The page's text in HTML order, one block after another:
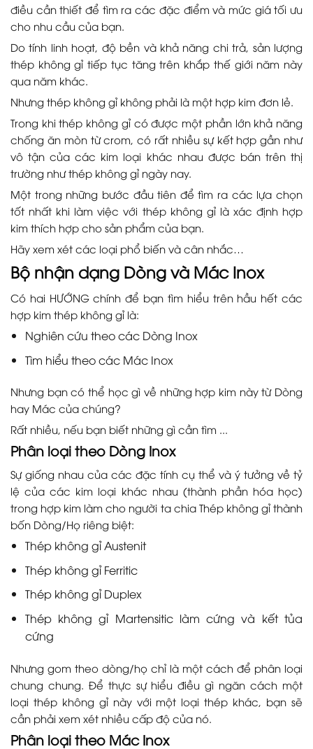
điều cần thiết để tìm ra các đặc điểm và mức giá tối ưu
cho nhu cầu của bạn.
Do tính linh hoạt, độ bền và khả năng chi trả, sản lượng
thép không gỉ tiếp tục tăng trên khắp thế giới năm này
qua năm khác.
Nhưng thép không gỉ không phải là một hợp kim đơn lẻ.
Trong khi thép không gỉ có được một phần lớn khả năng
chống ăn mòn từ crom, có rất nhiều sự kết hợp gần như
vô tận của các kim loại khác nhau được bán trên thị
trường như thép không gỉ ngày nay.
Một trong những bước đầu tiên để tìm ra các lựa chọn
tốt nhất khi làm việc với thép không gỉ là xác định hợp
kim thích hợp cho sản phẩm của bạn.
Hãy xem xét các loại phổ biến và cân nhắc…
Bộ nhận dạng Dòng và Mác Inox
Có hai HƯỚNG chính để bạn tìm hiểu trên hầu hết các
hợp kim thép không gỉ là:
Nghiên cứu theo các Dòng Inox
Tìm hiểu theo các Mác Inox
Nhưng bạn có thể học gì về những hợp kim này từ Dòng
hay Mác của chúng?
Rất nhiều, nếu bạn biết những gì cần tìm ...
Phân loại theo Dòng Inox
Sự giống nhau của các đặc tính cụ thể và ý tưởng về tỷ
lệ của các kim loại khác nhau (thành phần hóa học)
trong hợp kim làm cho người ta chia Thép không gỉ thành
bốn Dòng/Họ riêng biệt:
Thép không gỉ Austenit
Thép không gỉ Ferritic
Thép không gỉ Duplex
Thép không gỉ Martensitic làm cứng và kết tủa
cứng
Nhưng gom theo dòng/họ chỉ là một cách để phân loại
chung chung. Để thực sự hiểu điều gì ngăn cách một
loại thép không gỉ này với một loại thép khác, bạn sẽ
cần phải xem xét nhiều cấp độ của nó.
Phân loại theo Mác Inox